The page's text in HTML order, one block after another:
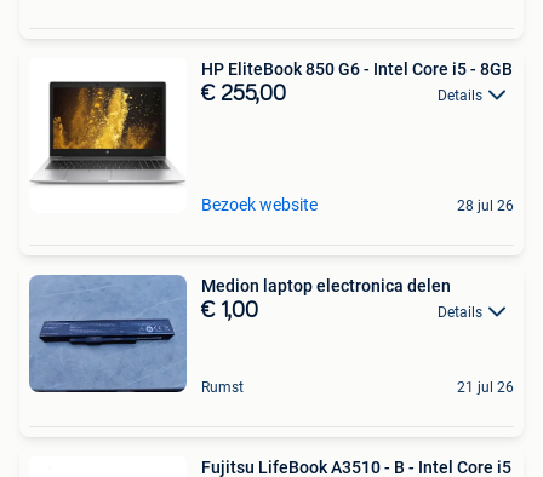
HP EliteBook 850 G6 - Intel Core i5 - 8GB
€ 255,00 Details
Bezoek website 28 jul 26
Medion laptop electronica delen
€ 1,00 Details
Rumst 21 jul 26
Fujitsu LifeBook A3510 - B - Intel Core i5